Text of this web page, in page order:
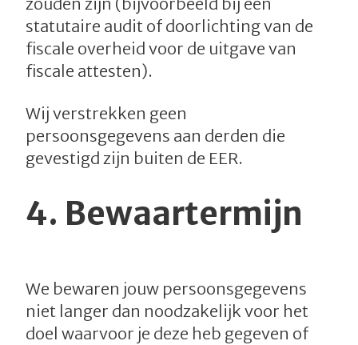
statutaire audit of doorlichting van de
fiscale overheid voor de uitgave van
fiscale attesten).
Wij verstrekken geen
persoonsgegevens aan derden die
gevestigd zijn buiten de EER.
4. Bewaartermijn
We bewaren jouw persoonsgegevens
niet langer dan noodzakelijk voor het
doel waarvoor je deze heb gegeven of